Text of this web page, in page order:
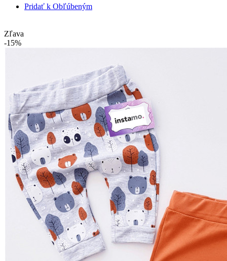
Pridať k Obľúbeným
Zľava
-15%